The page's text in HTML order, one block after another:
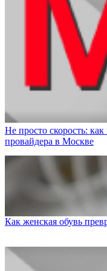
Не просто скорость:
провайдера в Москве
Как женская обувь